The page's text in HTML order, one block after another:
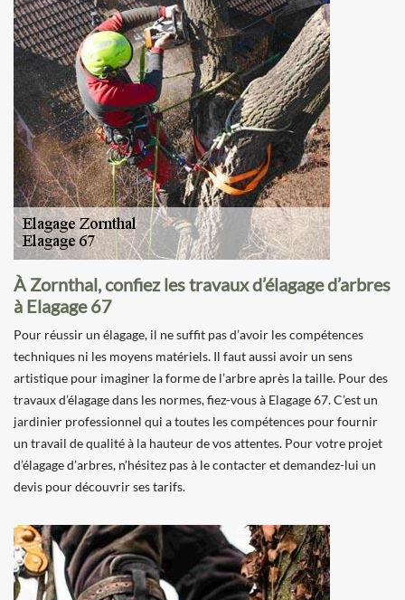
À Zornthal, confiez les travaux d’élagage d’arbres
à Elagage 67
Pour réussir un élagage, il ne suffit pas d’avoir les compétences
techniques ni les moyens matériels. Il faut aussi avoir un sens
artistique pour imaginer la forme de l’arbre après la taille. Pour des
travaux d’élagage dans les normes, fiez-vous à Elagage 67. C’est un
jardinier professionnel qui a toutes les compétences pour fournir
un travail de qualité à la hauteur de vos attentes. Pour votre projet
d’élagage d’arbres, n’hésitez pas à le contacter et demandez-lui un
devis pour découvrir ses tarifs.